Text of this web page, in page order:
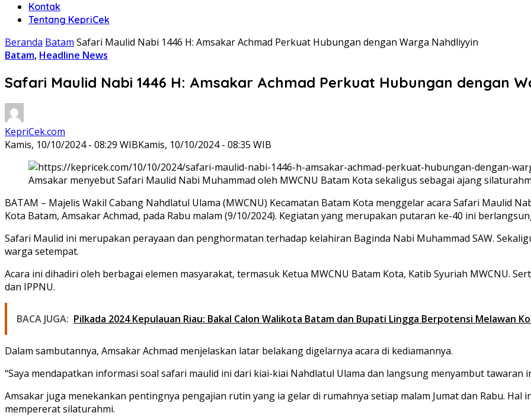
Kontak
Tentang KepriCek
Beranda Batam Safari Maulid Nabi 1446 H: Amsakar Achmad Perkuat Hubungan dengan Warga Nahdliyyin
Batam, Headline News
Safari Maulid Nabi 1446 H: Amsakar Achmad Perkuat Hubungan dengan
KepriCek.com
Kamis, 10/10/2024 - 08:29 WIBKamis, 10/10/2024 - 08:35 WIB
Amsakar menyebut Safari Maulid Nabi Muhammad oleh MWCNU Batam Kota sekaligus sebagai ajang
BATAM – Majelis Wakil Cabang Nahdlatul Ulama (MWCNU) Kecamatan Batam Kota menggelar acara Safari Maulid
Kota Batam, Amsakar Achmad, pada Rabu malam (9/10/2024). Kegiatan yang merupakan putaran ke-40 ini
Safari Maulid ini merupakan perayaan dan penghormatan terhadap kelahiran Baginda Nabi Muhammad SAW.
warga setempat.
Acara ini dihadiri oleh berbagai elemen masyarakat, termasuk Ketua MWCNU Batam Kota, Katib Syuriah MWCNU.
dan IPPNU.
BACA JUGA: Pilkada 2024 Kepulauan Riau: Bakal Calon Walikota Batam dan Bupati Lingga Berpotensi Melawan
Dalam sambutannya, Amsakar Achmad menjelaskan latar belakang digelarnya acara di kediamannya.
“Saya mendapatkan informasi soal safari maulid ini dari kiai-kiai Nahdlatul Ulama dan langsung menyambut tawaran
Amsakar juga menekankan pentingnya pengajian rutin yang ia gelar di rumahnya setiap malam Jumat dan Rabu.
mempererat silaturahmi.